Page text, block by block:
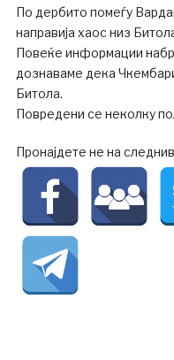
По дербито помеѓу
направија хаос низ
Повеќе информации
дознаваме дека
Битола.
Повредени се неколку
Пронајдете не на